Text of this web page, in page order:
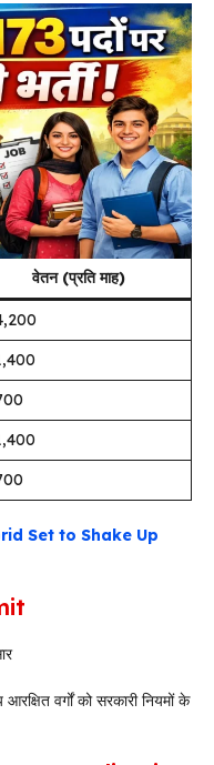
वेतन (प्रति माह)
Set to Shake Up
वर्गों को सरकारी नियमों के